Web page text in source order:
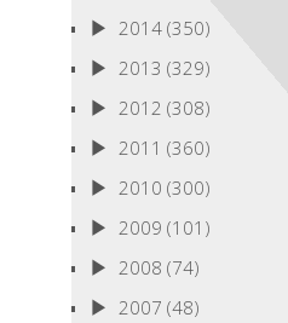
2014 (350)
2013 (329)
2012 (308)
2011 (360)
2010 (300)
2009 (101)
2008 (74)
2007 (48)